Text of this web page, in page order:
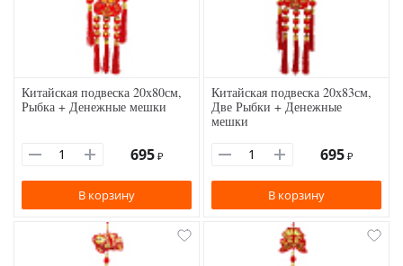
Китайская подвеска 20х80см,
Рыбка + Денежные мешки
695 ₽
В корзину
Китайская подвеска 20х83см,
Две Рыбки + Денежные
мешки
695 ₽
В корзину